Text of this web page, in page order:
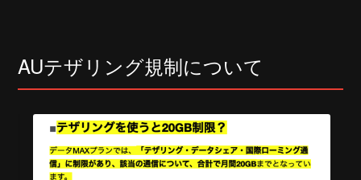
AUテザリング規制について